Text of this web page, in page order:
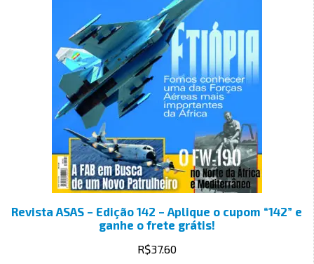
Revista ASAS – Edição 142 – Aplique o cupom “142” e
ganhe o frete grátis!
R$37.60